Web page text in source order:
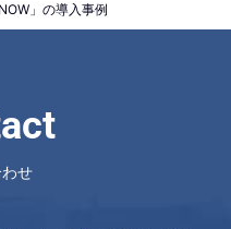
」の導入事例
せ